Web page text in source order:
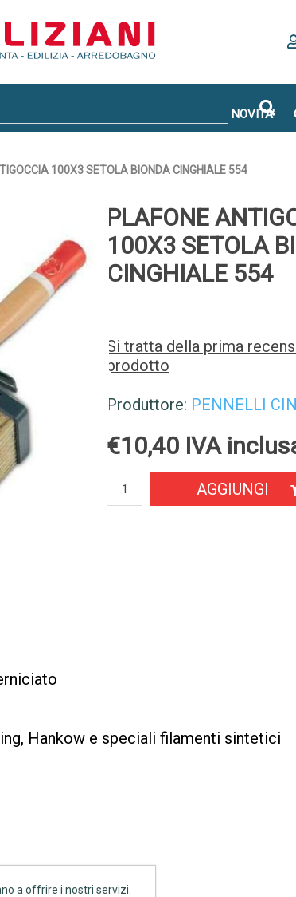
NOVITA'
100X3 SETOLA BIONDA CINGHIALE 554
PLAFONE
100X3 SETOLA
CINGHIALE 554
Si tratta della prima
prodotto
Produttore: PENNELLI
€10,40 IVA
AGGIUNGI
Hankow e speciali filamenti sintetici
a offrire i nostri servizi.